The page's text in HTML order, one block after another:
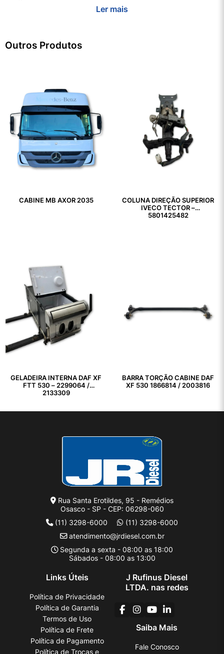
Ler mais
Outros Produtos
CABINE MB AXOR 2035
COLUNA DIREÇÃO SUPERIOR
IVECO TECTOR –
5801425482
GELADEIRA INTERNA DAF XF
FTT 530 – 2299064 /
2133309
BARRA TORÇÃO CABINE DAF
XF 530 1866814 / 2003816
Rua Santa Erotildes, 95 - Remédios
Osasco - SP - CEP: 06298-060
(11) 3298-6000
(11) 3298-6000
atendimento@jrdiesel.com.br
Segunda a sexta - 08:00 as 18:00
Sábados - 08:00 as 13:00
Links Úteis
Política de Privacidade
Política de Garantia
Termos de Uso
Política de Frete
Política de Pagamento
Política de Trocas e
J Rufinus Diesel
LTDA. nas redes
Saiba Mais
Fale Conosco